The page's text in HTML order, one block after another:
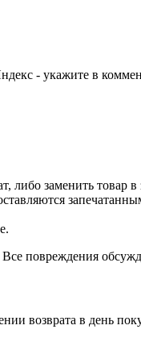
- укажите в
либо заменить товар в
повреждения
возврата в день